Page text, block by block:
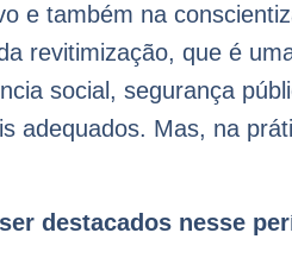
e também na
revitimização, que é
social, segurança
adequados. Mas, na
destacados nesse